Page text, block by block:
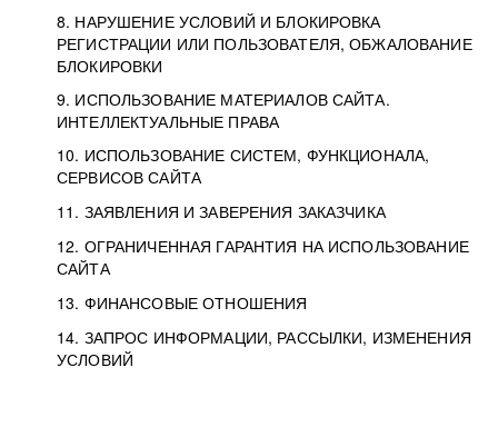
8. НАРУШЕНИЕ УСЛОВИЙ И БЛОКИРОВКА
РЕГИСТРАЦИИ ИЛИ ПОЛЬЗОВАТЕЛЯ, ОБЖАЛОВАНИЕ
БЛОКИРОВКИ
9. ИСПОЛЬЗОВАНИЕ МАТЕРИАЛОВ САЙТА.
ИНТЕЛЛЕКТУАЛЬНЫЕ ПРАВА
10. ИСПОЛЬЗОВАНИЕ СИСТЕМ, ФУНКЦИОНАЛА,
СЕРВИСОВ САЙТА
11. ЗАЯВЛЕНИЯ И ЗАВЕРЕНИЯ ЗАКАЗЧИКА
12. ОГРАНИЧЕННАЯ ГАРАНТИЯ НА ИСПОЛЬЗОВАНИЕ
САЙТА
13. ФИНАНСОВЫЕ ОТНОШЕНИЯ
14. ЗАПРОС ИНФОРМАЦИИ, РАССЫЛКИ, ИЗМЕНЕНИЯ
УСЛОВИЙ